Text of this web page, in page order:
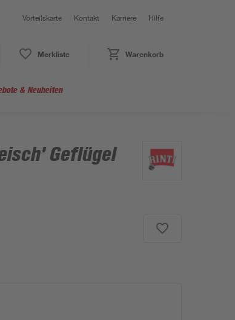
Vorteilskarte Kontakt Karriere Hilfe
Merkliste Warenkorb
& Neuheiten
Geflügel